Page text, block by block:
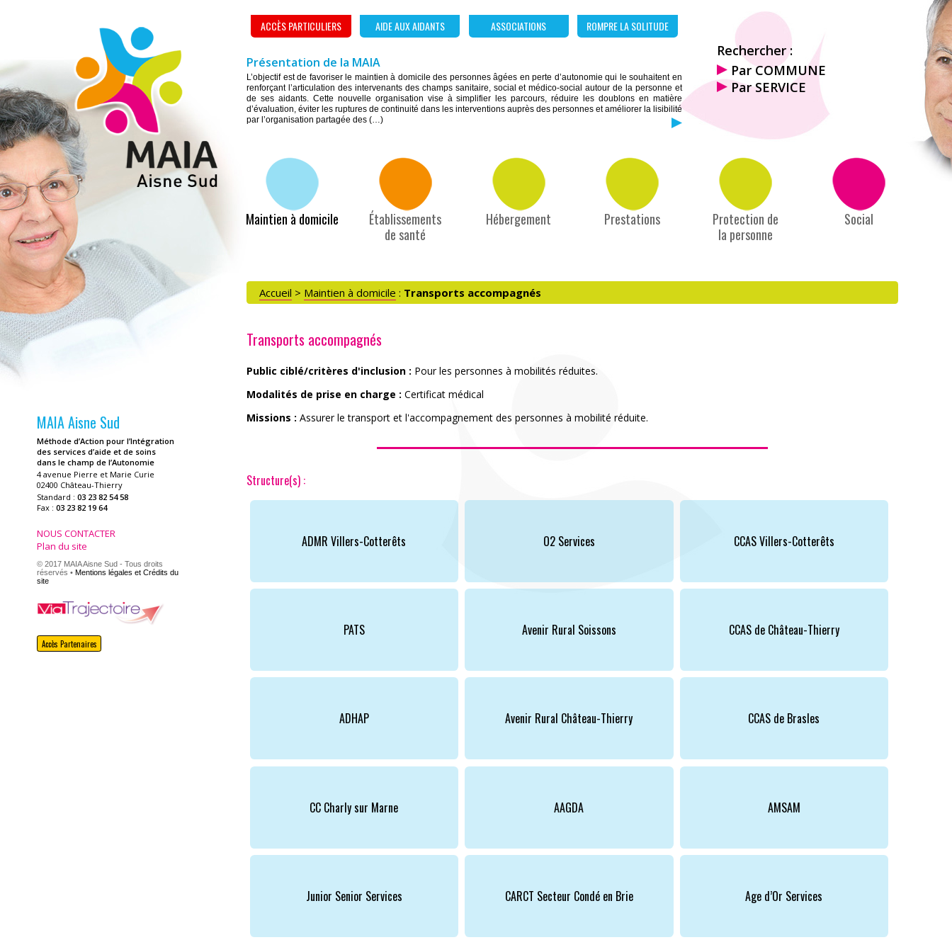
ACCÈS PARTICULIERS
AIDE AUX AIDANTS
ASSOCIATIONS
ROMPRE LA SOLITUDE
ACCÈS PARTICULIERS AIDE AUX AIDANTS ASSOCIATIONS ROMPRE LA SOLITUDE
Présentation de la MAIA
L’objectif est de favoriser le maintien à domicile des personnes âgées en perte d’autonomie qui le souhaitent en
renforçant l’articulation des intervenants des champs sanitaire, social et médico-social autour de la personne et
de ses aidants. Cette nouvelle organisation vise à simplifier les parcours, réduire les doublons en matière
d’évaluation, éviter les ruptures de continuité dans les interventions auprès des personnes et améliorer la lisibilité
par l’organisation partagée des (…)
Rechercher :
Par COMMUNE
Par SERVICE
Maintien à domicile
Établissements
de santé
Hébergement Prestations
Protection de
la personne
Social
MAIA Aisne Sud
Méthode d’Action pour l’Intégration
des services d’aide et de soins
dans le champ de l’Autonomie
4 avenue Pierre et Marie Curie
02400 Château-Thierry
Standard : 03 23 82 54 58
Fax : 03 23 82 19 64
NOUS CONTACTER
Plan du site
© 2017 MAIA Aisne Sud - Tous droits
réservés • Mentions légales et Crédits du
site
Accès Partenaires
Accueil > Maintien à domicile : Transports accompagnés
Transports accompagnés
Public ciblé/critères d'inclusion : Pour les personnes à mobilités réduites.
Modalités de prise en charge : Certificat médical
Missions : Assurer le transport et l'accompagnement des personnes à mobilité réduite.
Structure(s) :
ADMR Villers-Cotterêts O2 Services CCAS Villers-Cotterêts
PATS Avenir Rural Soissons CCAS de Château-Thierry
ADHAP Avenir Rural Château-Thierry CCAS de Brasles
CC Charly sur Marne AAGDA AMSAM
Junior Senior Services CARCT Secteur Condé en Brie Age d’Or Services